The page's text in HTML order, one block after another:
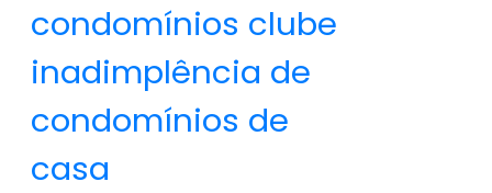
condomínios clube
inadimplência de
condomínios de
casa